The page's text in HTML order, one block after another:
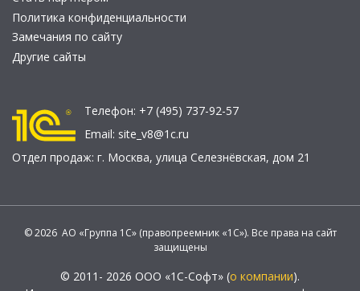
Политика конфиденциальности
Замечания по сайту
Другие сайты
Телефон: +7 (495) 737-92-57
Email: site_v8@1c.ru
Отдел продаж: г. Москва, улица Селезнёвская, дом 21
© 2026 АО «Группа 1С» (правопреемник «1С»). Все права на сайт
защищены
© 2011- 2026 ООО «1С-Софт» (о компании).